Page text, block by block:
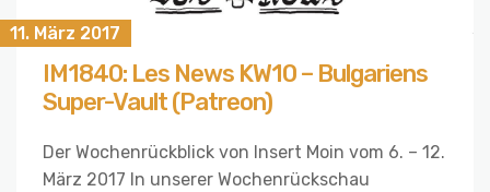
11. März 2017
IM1840: Les News KW10 – Bulgariens
Super-Vault (Patreon)
Der Wochenrückblick von Insert Moin vom 6. – 12.
März 2017 In unserer Wochenrückschau